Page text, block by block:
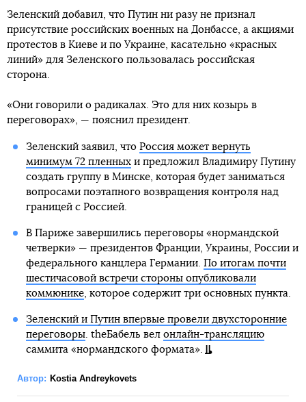
Зеленский добавил, что Путин ни разу не признал
присутствие российских военных на Донбассе, а акциями
протестов в Киеве и по Украине, касательно «красных
линий» для Зеленского пользовалась российская
сторона.
«Они говорили о радикалах. Это для них козырь в
переговорах», — пояснил президент.
Зеленский заявил, что Россия может вернуть
минимум 72 пленныхи предложил Владимиру Путину
создать группу в Минске, которая будет заниматься
вопросами поэтапного возвращения контроля над
границей с Россией.
В Париже завершились переговоры «нормандской
четверки» — президентов Франции, Украины, России и
федерального канцлера Германии. По итогам почти
шестичасовой встречи стороны опубликовали
коммюнике, которое содержит три основных пункта.
Зеленский и Путин впервые провели двухсторонние
переговоры. theБабель вел онлайн-трансляцию
саммита «нормандского формата».
Автор: Kostia Andreykovets